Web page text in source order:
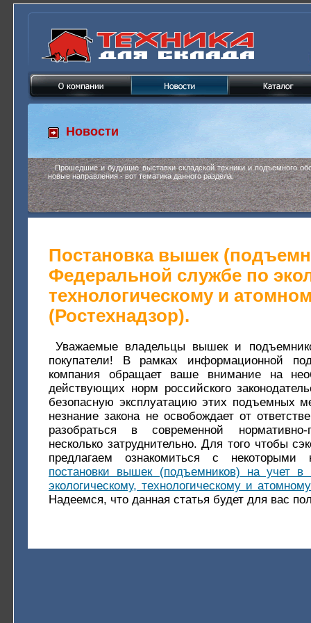
Новости
Прошедшие и будущие выставки складской техники и подъемного
новые направления - вот тематика данного раздела.
Постановка вышек
Федеральной службе по
технологическому и
(Ростехнадзор).
Уважаемые владельцы вышек и
покупатели! В рамках информационной
компания обращает ваше внимание на
действующих норм российского
безопасную эксплуатацию этих подъемных
незнание закона не освобождает от
разобраться в современной
несколько затруднительно. Для того чтобы
предлагаем ознакомиться с некоторыми
постановки вышек (подъемников) на учет
экологическому, технологическому и
Надеемся, что данная статья будет для вас